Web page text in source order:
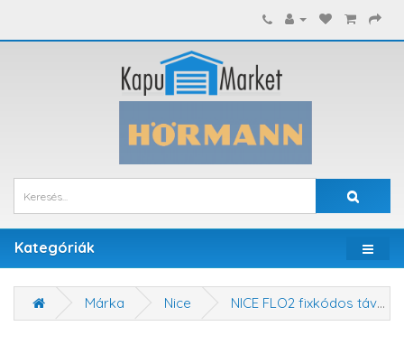
Kategóriák
Márka Nice NICE FLO2 fixkódos távkapcsoló